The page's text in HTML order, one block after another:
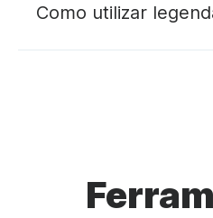
Como utilizar